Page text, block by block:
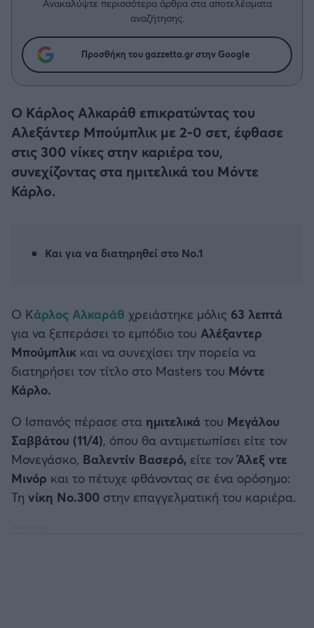
Δημήτρης Τσορμπατζόγλου
Λεβαδειακός
Βόλος
Ατρόμητος Αθηνών
Αστέρας Τρίπολης
Καλαμάτα
Ηρακλής
Ρεάλ Μαδρίτης
Ατλέτικο Μαδρίτης
Συνεντεύξεις
Μια Ιστορία από την Πόλη
Ανακαλύψτε περισσότερα άρθρα στα αποτελέσματα
αναζήτησης.
Προσθήκη του gazzetta.gr στην Google
O Kάρλος Αλκαράθ επικρατώντας του
Αλεξάντερ Μπούμπλικ με 2-0 σετ, έφθασε
στις 300 νίκες στην καριέρα του,
συνεχίζοντας στα ημιτελικά του Mόντε
Κάρλο.
Και για να διατηρηθεί στο Νο.1
Ο Κάρλος Αλκαράθ χρειάστηκε μόλις 63 λεπτά
για να ξεπεράσει το εμπόδιο του Αλέξαντερ
Μπούμπλικ και να συνεχίσει την πορεία να
διατηρήσει τον τίτλο στο Masters του Μόντε
Κάρλο.
Ο Ισπανός πέρασε στα ημιτελικά του Μεγάλου
Σαββάτου (11/4), όπου θα αντιμετωπίσει είτε τον
Μονεγάσκο, Βαλεντίν Βασερό, είτε τονΆλεξ ντε
Μινόρ και το πέτυχε φθάνοντας σε ένα ορόσημο:
Τη νίκη Νο.300 στην επαγγελματική του καριέρα.